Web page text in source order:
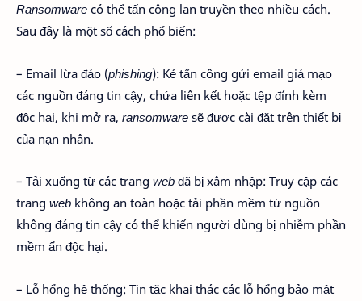
Ransomware có thể tấn công lan truyền theo nhiều cách.
Sau đây là một số cách phổ biến:
– Email lừa đảo (phishing): Kẻ tấn công gửi email giả mạo
các nguồn đáng tin cậy, chứa liên kết hoặc tệp đính kèm
độc hại, khi mở ra, ransomware sẽ được cài đặt trên thiết bị
của nạn nhân.
– Tải xuống từ các trang web đã bị xâm nhập: Truy cập các
trang web không an toàn hoặc tải phần mềm từ nguồn
không đáng tin cậy có thể khiến người dùng bị nhiễm phần
mềm ẩn độc hại.
– Lỗ hổng hệ thống: Tin tặc khai thác các lỗ hổng bảo mật